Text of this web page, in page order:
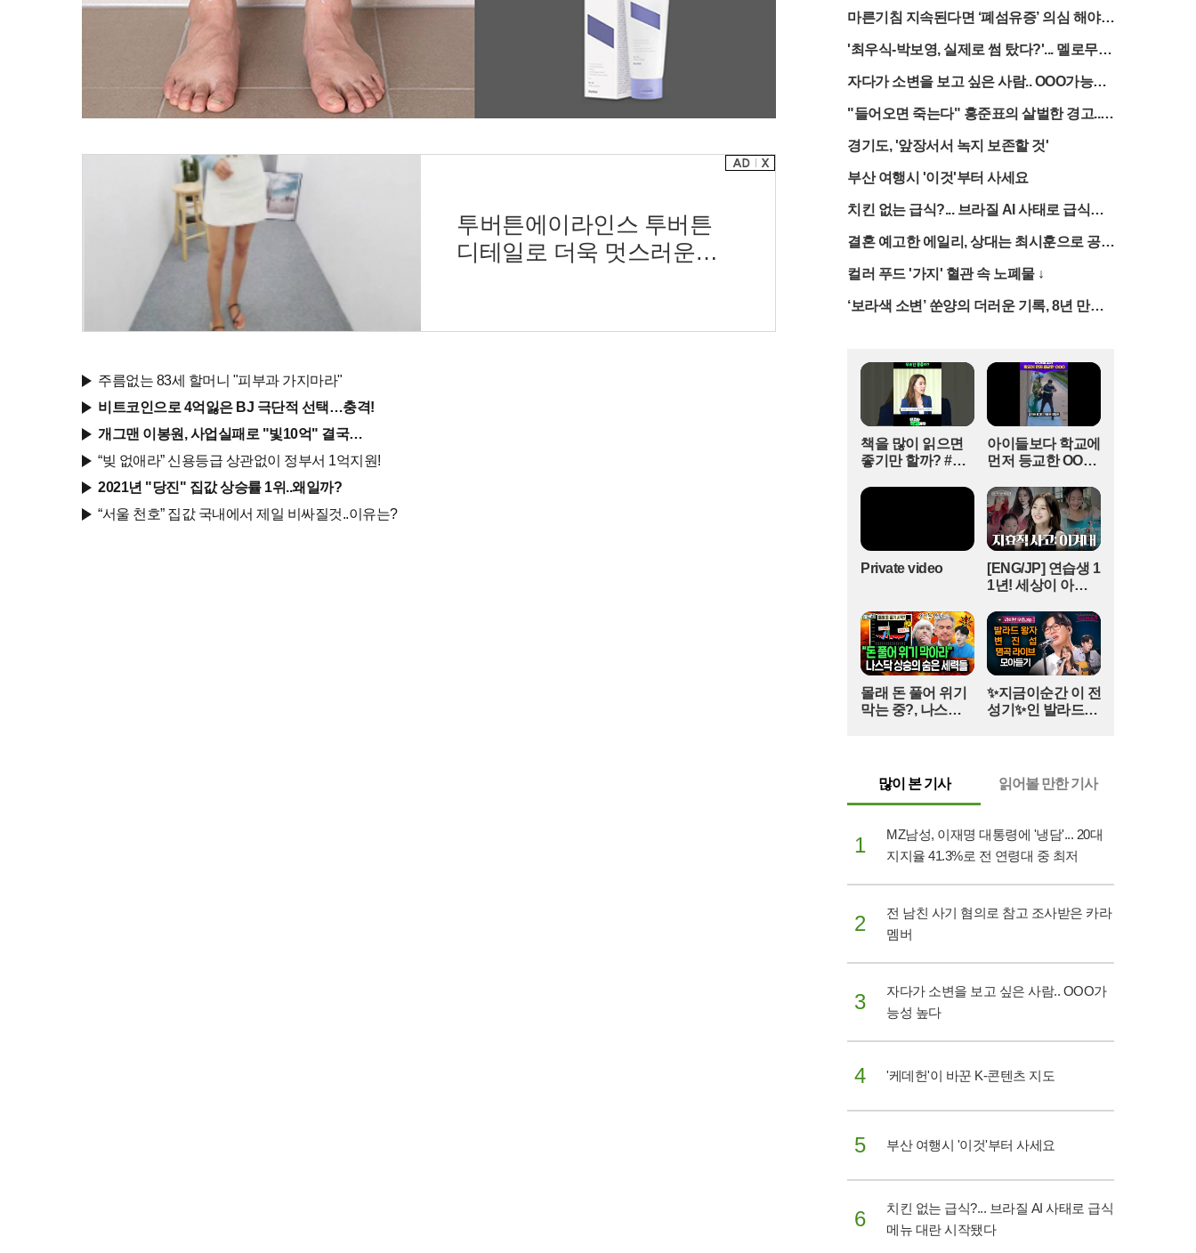
투버튼에이라인스 투버튼
디테일로 더욱 멋스러운
주름없는 83세 할머니 "피부과 가지마라"
비트코인으로 4억잃은 BJ 극단적 선택…충격!
개그맨 이봉원, 사업실패로 "빛10억" 결국…
“빚 없애라” 신용등급 상관없이 정부서 1억지원!
2021년 "당진" 집값 상승률 1위..왜일까?
“서울 천호” 집값 국내에서 제일 비싸질것..이유는?
어린 메시지를 남기며 열애 사실을 공식화했다. 그
는 브루나를 향해 자신이 만난 가장 빛나는 존재라
며, 그녀가 자신의 인생을 완전히 바꾸어 놓았다는
진심 어린 고백을 전해 많은 이들의 부러움을 샀다.
너무나 사랑한다"는 문구를 덧붙여 눈길을 끌었다.
로 풀이된다. 이에 브루나 역시 사랑한다는 답글로
화답하며 두 사람의 굳건한 애정을 확인시켜 주었
다. 그동안 수많은 파파라치 컷과 목격담이 쏟아졌
음에도 불구하고 침묵을 지켜왔던 두 사람이 본인
이 처음이다.두 사람의 인연은 지난해 연말부터 본
격적으로 시작된 것으로 알려졌다. 12월 첫 열애설
이 불거진 이후, 미국 로스앤젤레스와 브라질의 휴
양지 등에서 함께 시간을 보내는 모습이 여러 차례
는 추측에 힘을 실었다. 이번 생일 축하 게시물은
그간의 의구심을 단번에 해소하는 결정적인 선언
이 되었다.숀 멘데스의 새로운 사랑이 더욱 주목받
는 팝스타 카밀라 카벨로와 2019년부터 약 4년간
만남과 헤어짐을 반복하며 '할리우드 공식 커플'로
불렸다. 결별 이후에도 사브리나 카펜터와의 염문
설, 카밀라와의 재결합설 등이 끊이지 않았던 터라,
이번 브루나와의 안정적인 열애 소식은 그가 새로
운 인생의 장을 열었음을 시사한다.1998년생인 숀
멘데스는 감미로운 목소리와 뛰어난 작곡 실력을
바탕으로 'Stitches', 'Treat You Better' 등 수많은 빌
나 마르케지니는 브라질에서 아역 배우로 데뷔해
독보적인 커리어를 쌓아온 스타로, 최근에는 할리
우드 블록버스터 영화에 출연하며 활동 영역을 넓
히고 있다. 국경을 초월한 두 톱스타의 만남은 음악
과 영화계 모두에서 큰 화제를 모으고 있다.현재 팬
들은 숀 멘데스의 SNS에 축하의 메시지를 쏟아내
는 분위기다. 오랜 방황 끝에 정착한 숀 멘데스의
진심 어린 고백은 단순한 스타의 연애 소식을 넘어,
며 전 세계로 확산되고 있다.
마른기침 지속된다면 ‘폐섬유증’ 의심 해야..
'최우식-박보영, 실제로 썸 탔다?'... 멜로무비
자다가 소변을 보고 싶은 사람.. OOO가능성
"들어오면 죽는다" 홍준표의 살벌한 경고...
경기도, '앞장서서 녹지 보존할 것'
부산 여행시 '이것'부터 사세요
치킨 없는 급식?... 브라질 AI 사태로 급식메
결혼 예고한 에일리, 상대는 최시훈으로 공식
컬러 푸드 '가지' 혈관 속 노폐물 ↓
‘보라색 소변’ 쑨양의 더러운 기록, 8년 만에
책을 많이 읽으면
좋기만 할까? #얘
서교육 #슬기로운
아이들보다 학교에
먼저 등교한 OOO
시 #스브스프리미
엄 #shorts
Private video
[ENG/JP] 연습생 1
1년! 세상이 아무
다시 CHEER UP
하게 만드는 지효
적 사고 | 아주 사적
인 미술관 EP. 06 /
14F
몰래 돈 풀어 위기
막는 중?, 나스닥
✨지금이순간 이 전
성기✨인 발라드왕
이순간 (매주 [목]
저녁 8:20)
많이 본 기사 읽어볼 만한 기사
1
MZ남성, 이재명 대통령에 '냉담'... 20대
지지율 41.3%로 전 연령대 중 최저
2
전 남친 사기 혐의로 참고 조사받은 카라
멤버
3
자다가 소변을 보고 싶은 사람.. OOO가
능성 높다
4 '케데헌'이 바꾼 K-콘텐츠 지도
5 부산 여행시 '이것'부터 사세요
6
치킨 없는 급식?... 브라질 AI 사태로 급식
메뉴 대란 시작됐다